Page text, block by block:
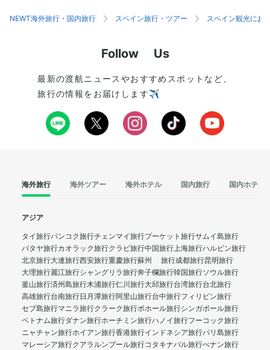
NEWT海外旅行・国内旅行 スペイン旅行・ツアー スペイン観光にお
Follow Us
最新の渡航ニュースやおすすめスポットなど、
旅行の情報をお届けします✈️
海外旅行 海外ツアー 海外ホテル 国内旅行 国内ホテル
アジア
タイ旅行バンコク旅行チェンマイ旅行プーケット旅行サムイ島旅行
パタヤ旅行カオラック旅行クラビ旅行中国旅行上海旅行ハルビン旅行
北京旅行大連旅行西安旅行重慶旅行蘇州 旅行成都旅行昆明旅行
大理旅行麗江旅行シャングリラ旅行奔子欄旅行韓国旅行ソウル旅行
釜山旅行済州島旅行木浦旅行仁川旅行大邱旅行台湾旅行台北旅行
高雄旅行台南旅行日月潭旅行阿里山旅行台中旅行フィリピン旅行
セブ島旅行マニラ旅行クラーク旅行ボホール旅行シンガポール旅行
ベトナム旅行ダナン旅行ホーチミン旅行ハノイ旅行フーコック旅行
ニャチャン旅行ホイアン旅行香港旅行インドネシア旅行バリ島旅行
マレーシア旅行クアラルンプール旅行コタキナバル旅行ぺナン旅行